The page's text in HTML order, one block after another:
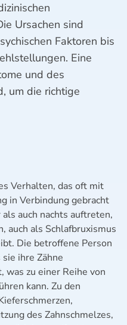
Ursachen sind
Faktoren bis
Eine
und des
um die richtige
Verhalten, das oft mit
in Verbindung gebracht
auch nachts auftreten,
auch als Schlafbruxismus
Die betroffene Person
ihre Zähne
was zu einer Reihe von
kann. Zu den
des Zahnschmelzes,